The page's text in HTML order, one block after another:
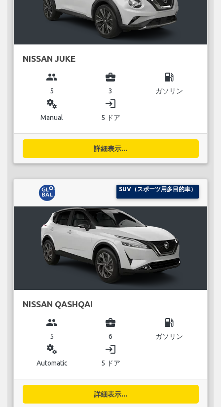
NISSAN JUKE
group
5
business_center
3
local_gas_station
ガソリン
miscellaneous_services
Manual
login
5 ドア
詳細表示...
SUV（スポーツ用多目的車）
NISSAN QASHQAI
group
5
business_center
6
local_gas_station
ガソリン
miscellaneous_services
Automatic
login
5 ドア
詳細表示...